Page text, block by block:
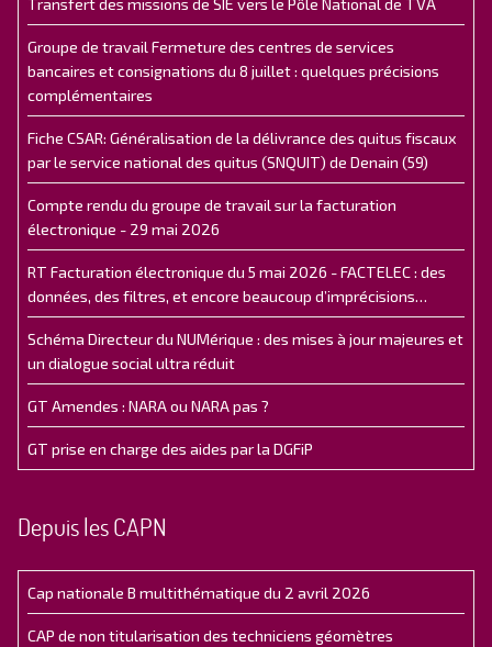
Transfert des missions de SIE vers le Pôle National de TVA
Groupe de travail Fermeture des centres de services
bancaires et consignations du 8 juillet : quelques précisions
complémentaires
Fiche CSAR: Généralisation de la délivrance des quitus fiscaux
par le service national des quitus (SNQUIT) de Denain (59)
Compte rendu du groupe de travail sur la facturation
électronique - 29 mai 2026
RT Facturation électronique du 5 mai 2026 - FACTELEC : des
données, des filtres, et encore beaucoup d’imprécisions…
Schéma Directeur du NUMérique : des mises à jour majeures et
un dialogue social ultra réduit
GT Amendes : NARA ou NARA pas ?
GT prise en charge des aides par la DGFiP
Depuis les CAPN
Cap nationale B multithématique du 2 avril 2026
CAP de non titularisation des techniciens géomètres